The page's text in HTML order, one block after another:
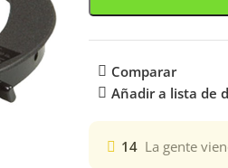
Comparar
Añadir a lista de
14 La gente